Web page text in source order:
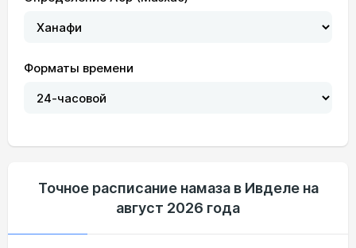
Форматы времени
Точное расписание намаза в Ивделе на
август 2026 года
02, Вс 02:43 04:36 13:05 17:26 21:31 23:18
03, Пн 02:44 04:39 13:04 17:25 21:29 23:16
04:41 17:24